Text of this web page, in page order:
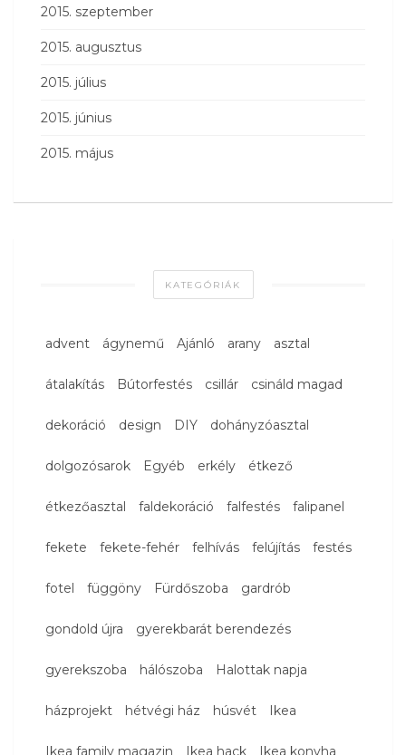
2015. szeptember
2015. augusztus
2015. július
2015. június
2015. május
KATEGÓRIÁK
advent ágynemű Ajánló arany asztal
átalakítás Bútorfestés csillár csináld magad
dekoráció design DIY dohányzóasztal
dolgozósarok Egyéb erkély étkező
étkezőasztal faldekoráció falfestés falipanel
fekete fekete-fehér felhívás felújítás festés
fotel függöny Fürdőszoba gardrób
gondold újra gyerekbarát berendezés
gyerekszoba hálószoba Halottak napja
házprojekt hétvégi ház húsvét Ikea
Ikea family magazin Ikea hack Ikea konyha